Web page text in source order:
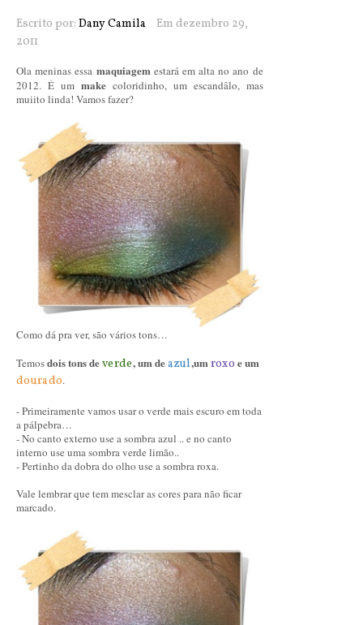
Escrito por: Dany Camila
Em dezembro 29,
2011
Ola meninas essa maquiagemestará em alta no ano de
2012. É um makecoloridinho, um escandâlo, mas
muiito linda! Vamos fazer?
Como dá pra ver, são vários tons…
Temosdois tons deverde, um deazul,umroxo e um
dourado.
- Primeiramente vamos usar o verde mais escuro em toda
a pálpebra…
- No canto externo use a sombra azul .. e no canto
interno use uma sombra verde limão..
- Pertinho da dobra do olho use a sombra roxa.
Vale lembrar que tem mesclar as cores para não ficar
marcado.